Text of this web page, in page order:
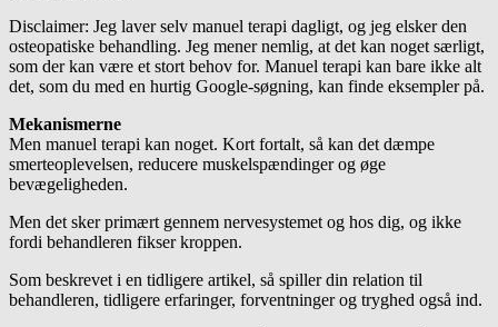
Disclaimer: Jeg laver selv manuel terapi dagligt, og jeg elsker den
osteopatiske behandling. Jeg mener nemlig, at det kan noget særligt,
som der kan være et stort behov for. Manuel terapi kan bare ikke alt
det, som du med en hurtig Google-søgning, kan finde eksempler på.
Mekanismerne
Men manuel terapi kan noget. Kort fortalt, så kan det dæmpe
smerteoplevelsen, reducere muskelspændinger og øge
bevægeligheden.
Men det sker primært gennem nervesystemet og hos dig, og ikke
fordi behandleren fikser kroppen.
Som beskrevet i en tidligere artikel, så spiller din relation til
behandleren, tidligere erfaringer, forventninger og tryghed også ind.